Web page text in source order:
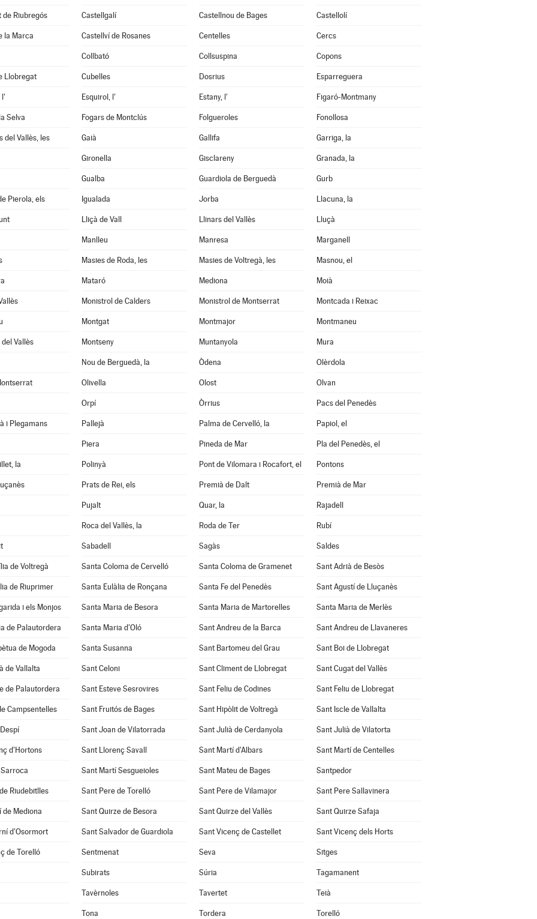
de Riubregós Castellgalí Castellnou de Bages Castellolí
la Marca Castellví de Rosanes Centelles Cercs
Collbató Collsuspina Copons
Llobregat Cubelles Dosrius Esparreguera
l' Esquirol, l' Estany, l' Figaró-Montmany
Selva Fogars de Montclús Folgueroles Fonollosa
del Vallès, les Gaià Gallifa Garriga, la
Gironella Gisclareny Granada, la
Gualba Guardiola de Berguedà Gurb
Pierola, els Igualada Jorba Llacuna, la
Lliçà de Vall Llinars del Vallès Lluçà
Manlleu Manresa Marganell
Masies de Roda, les Masies de Voltregà, les Masnou, el
Mataró Mediona Moià
Monistrol de Calders Monistrol de Montserrat Montcada i Reixac
Montgat Montmajor Montmaneu
Vallès Montseny Muntanyola Mura
Nou de Berguedà, la Òdena Olèrdola
Olivella Olost Olvan
Orpí Òrrius Pacs del Penedès
i Plegamans Pallejà Palma de Cervelló, la Papiol, el
Piera Pineda de Mar Pla del Penedès, el
la Polinyà Pont de Vilomara i Rocafort, el Pontons
Prats de Rei, els Premià de Dalt Premià de Mar
Pujalt Quar, la Rajadell
Roca del Vallès, la Roda de Ter Rubí
Sabadell Sagàs Saldes
de Voltregà Santa Coloma de Cervelló Santa Coloma de Gramenet Sant Adrià de Besòs
de Riuprimer Santa Eulàlia de Ronçana Santa Fe del Penedès Sant Agustí de Lluçanès
i els Monjos Santa Maria de Besora Santa Maria de Martorelles Santa Maria de Merlès
de Palautordera Santa Maria d'Oló Sant Andreu de la Barca Sant Andreu de Llavaneres
de Mogoda Santa Susanna Sant Bartomeu del Grau Sant Boi de Llobregat
de Vallalta Sant Celoni Sant Climent de Llobregat Sant Cugat del Vallès
de Palautordera Sant Esteve Sesrovires Sant Feliu de Codines Sant Feliu de Llobregat
Campsentelles Sant Fruitós de Bages Sant Hipòlit de Voltregà Sant Iscle de Vallalta
Sant Joan de Vilatorrada Sant Julià de Cerdanyola Sant Julià de Vilatorta
d'Hortons Sant Llorenç Savall Sant Martí d'Albars Sant Martí de Centelles
Sant Martí Sesgueioles Sant Mateu de Bages Santpedor
Riudebitlles Sant Pere de Torelló Sant Pere de Vilamajor Sant Pere Sallavinera
de Mediona Sant Quirze de Besora Sant Quirze del Vallès Sant Quirze Safaja
d'Osormort Sant Salvador de Guardiola Sant Vicenç de Castellet Sant Vicenç dels Horts
de Torelló Sentmenat Seva Sitges
Subirats Súria Tagamanent
Tavèrnoles Tavertet Teià
Tona Tordera Torelló